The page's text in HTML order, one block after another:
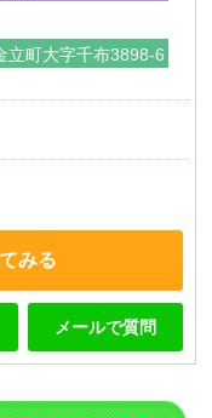
立町大字千布3898-6
みる
メールで質問